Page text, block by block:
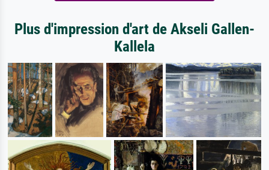
Plus d'impression d'art de Akseli Gallen-
Kallela